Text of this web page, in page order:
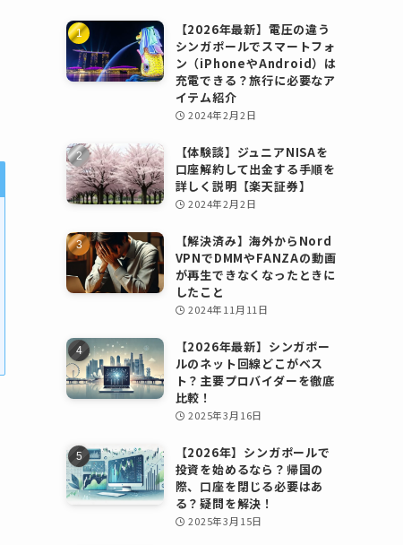
【2026年最新】電圧の違う
シンガポールでスマートフォ
ン（iPhoneやAndroid）は
充電できる？旅行に必要なア
イテム紹介
2024年2月2日
【体験談】ジュニアNISAを
口座解約して出金する手順を
詳しく説明【楽天証券】
2024年2月2日
【解決済み】海外からNord
VPNでDMMやFANZAの動画
が再生できなくなったときに
したこと
2024年11月11日
【2026年最新】シンガポー
ルのネット回線どこがベス
ト？主要プロバイダーを徹底
比較！
2025年3月16日
【2026年】シンガポールで
投資を始めるなら？帰国の
際、口座を閉じる必要はあ
る？疑問を解決！
2025年3月15日